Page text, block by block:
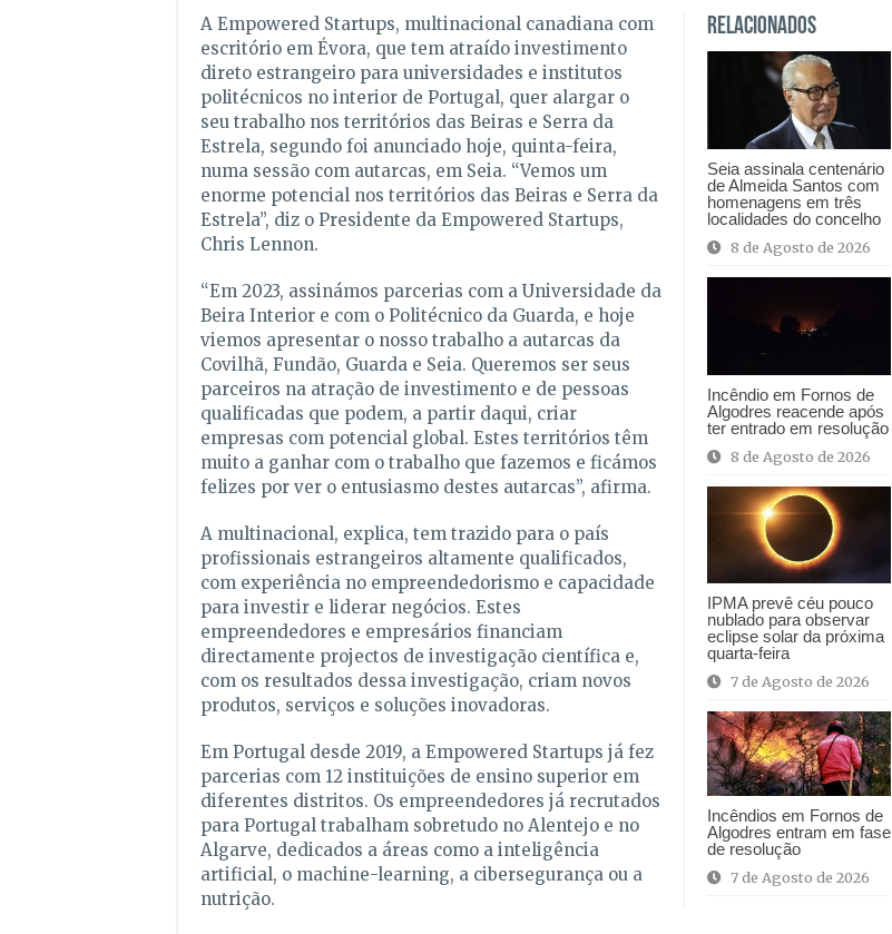
Relacionados
Seia assinala centenário
de Almeida Santos com
homenagens em três
localidades do concelho
8 de Agosto de 2026
Incêndio em Fornos de
Algodres reacende após
ter entrado em resolução
8 de Agosto de 2026
IPMA prevê céu pouco
nublado para observar
eclipse solar da próxima
quarta-feira
7 de Agosto de 2026
Incêndios em Fornos de
Algodres entram em fase
de resolução
7 de Agosto de 2026
A Empowered Startups, multinacional canadiana com
escritório em Évora, que tem atraído investimento
direto estrangeiro para universidades e institutos
politécnicos no interior de Portugal, quer alargar o
seu trabalho nos territórios das Beiras e Serra da
Estrela, segundo foi anunciado hoje, quinta-feira,
numa sessão com autarcas, em Seia. “Vemos um
enorme potencial nos territórios das Beiras e Serra da
Estrela”, diz o Presidente da Empowered Startups,
Chris Lennon.
“Em 2023, assinámos parcerias com a Universidade da
Beira Interior e com o Politécnico da Guarda, e hoje
viemos apresentar o nosso trabalho a autarcas da
Covilhã, Fundão, Guarda e Seia. Queremos ser seus
parceiros na atração de investimento e de pessoas
qualificadas que podem, a partir daqui, criar
empresas com potencial global. Estes territórios têm
muito a ganhar com o trabalho que fazemos e ficámos
felizes por ver o entusiasmo destes autarcas”, afirma.
A multinacional, explica, tem trazido para o país
profissionais estrangeiros altamente qualificados,
com experiência no empreendedorismo e capacidade
para investir e liderar negócios. Estes
empreendedores e empresários financiam
directamente projectos de investigação científica e,
com os resultados dessa investigação, criam novos
produtos, serviços e soluções inovadoras.
Em Portugal desde 2019, a Empowered Startups já fez
parcerias com 12 instituições de ensino superior em
diferentes distritos. Os empreendedores já recrutados
para Portugal trabalham sobretudo no Alentejo e no
Algarve, dedicados a áreas como a inteligência
artificial, o machine-learning, a cibersegurança ou a
nutrição.